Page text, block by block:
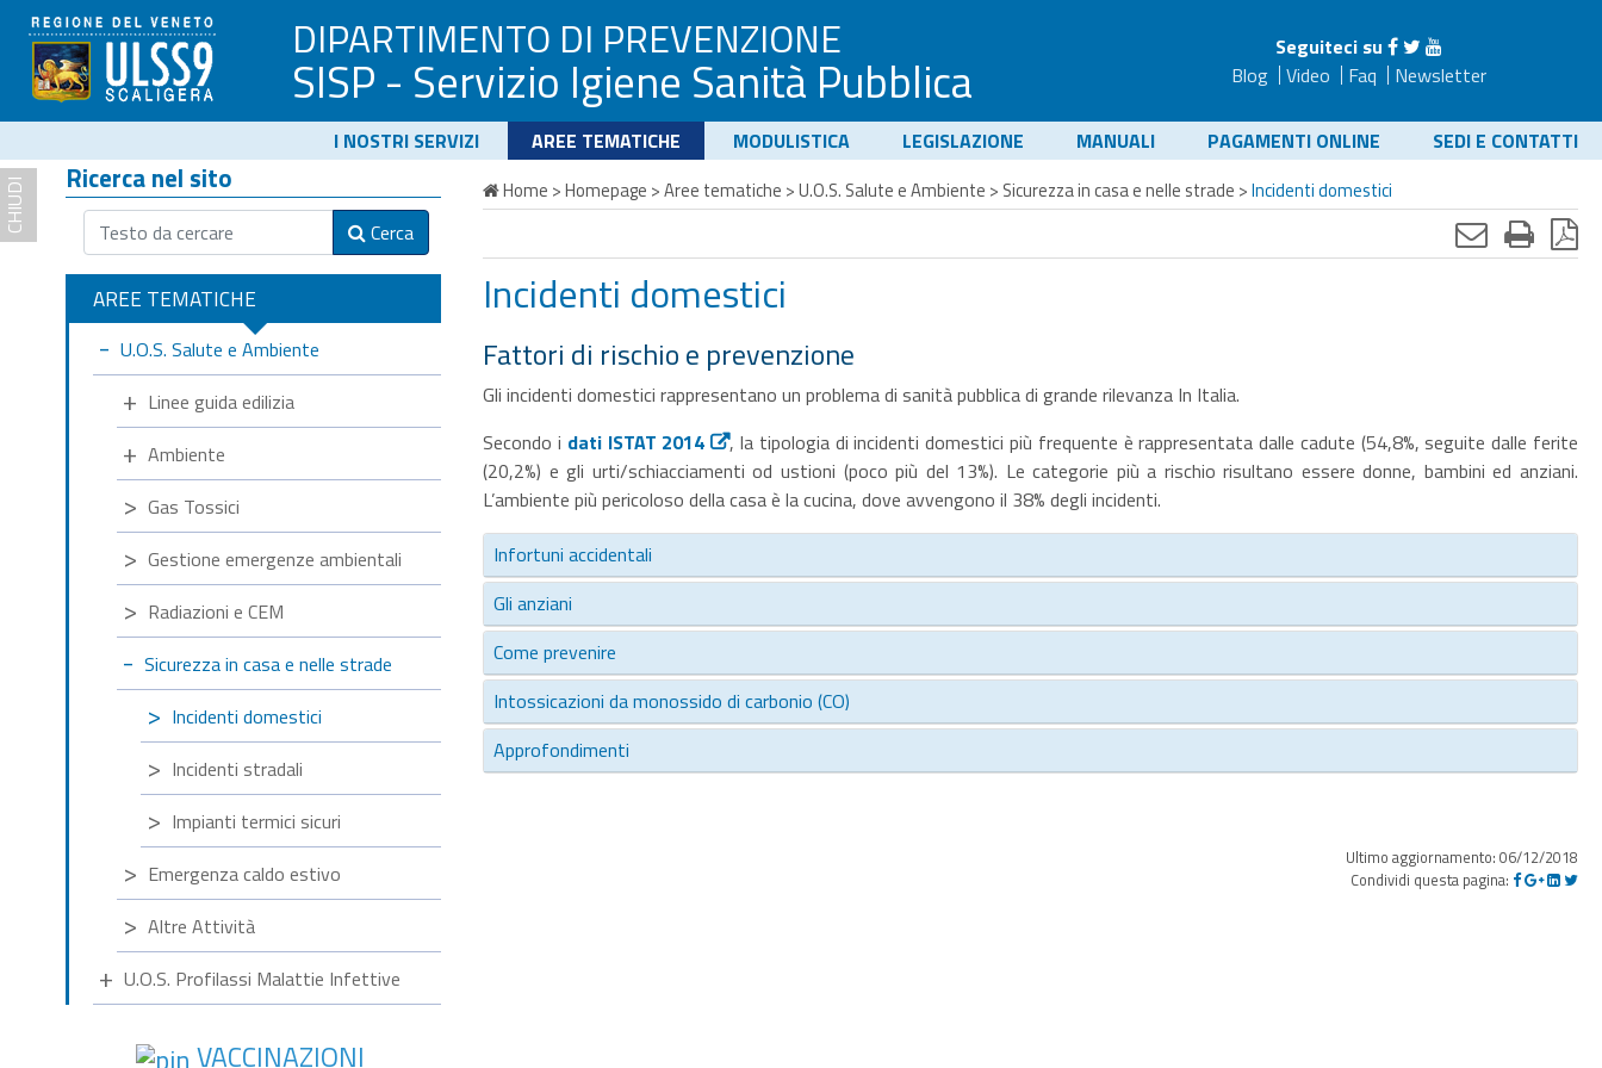
DIPARTIMENTO DI PREVENZIONE
SISP - Servizio Igiene Sanità Pubblica
Seguiteci su
Blog
Video Faq Newsletter
I NOSTRI SERVIZI AREE TEMATICHE MODULISTICA LEGISLAZIONE MANUALI PAGAMENTI ONLINE SEDI E CONTATTI
Home >Homepage >Aree tematiche >U.O.S. Salute e Ambiente > Sicurezza in casa e nelle strade >Incidenti domestici
Incidenti domestici
Fattori di rischio e prevenzione
Gli incidenti domestici rappresentano un problema di sanità pubblica di grande rilevanza In Italia.
Secondo i dati ISTAT 2014
, la tipologia di incidenti domestici più frequente è rappresentata dalle cadute (54,8%, seguite dalle ferite
(20,2%) e gli urti/schiacciamenti od ustioni (poco più del 13%). Le categorie più a rischio risultano essere donne, bambini ed anziani.
L’ambiente più pericoloso della casa è la cucina, dove avvengono il 38% degli incidenti.
Infortuni accidentali
Gli anziani
Come prevenire
Intossicazioni da monossido di carbonio (CO)
Approfondimenti
Ultimo aggiornamento: 06/12/2018
Condividi questa pagina:
CHIUDI Ricerca nel sito
Cerca
AREE TEMATICHE
U.O.S. Salute e Ambiente
Linee guida edilizia
Ambiente
Gas Tossici
Gestione emergenze ambientali
Radiazioni e CEM
Sicurezza in casa e nelle strade
Incidenti domestici
Incidenti stradali
Impianti termici sicuri
Emergenza caldo estivo
Altre Attività
U.O.S. Profilassi Malattie Infettive
VACCINAZIONI